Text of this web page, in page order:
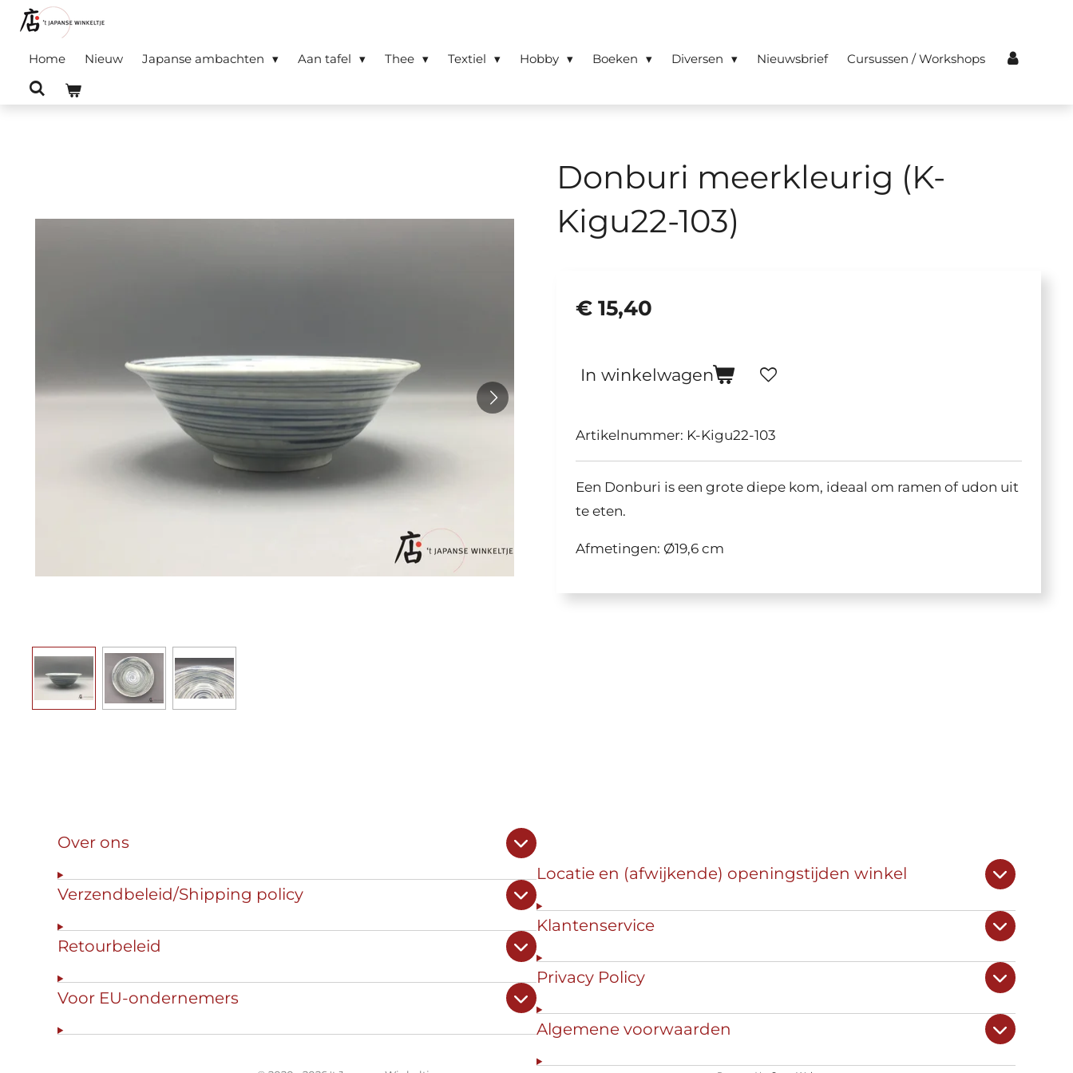
Ga
naar
Home Nieuw Japanse ambachten Aan tafel Thee Textiel Hobby Boeken Diversen Nieuwsbrief Cursussen / Workshops
Donburi meerkleurig (K-
Kigu22-103)
€ 15,40
In winkelwagen
Artikelnummer: K-Kigu22-103
Een Donburi is een grote diepe kom, ideaal om ramen of udon uit
te eten.
Afmetingen: Ø19,6 cm
Over ons
Verzendbeleid/Shipping policy
Retourbeleid
Voor EU-ondernemers
Locatie en (afwijkende) openingstijden winkel
Klantenservice
Privacy Policy
Algemene voorwaarden